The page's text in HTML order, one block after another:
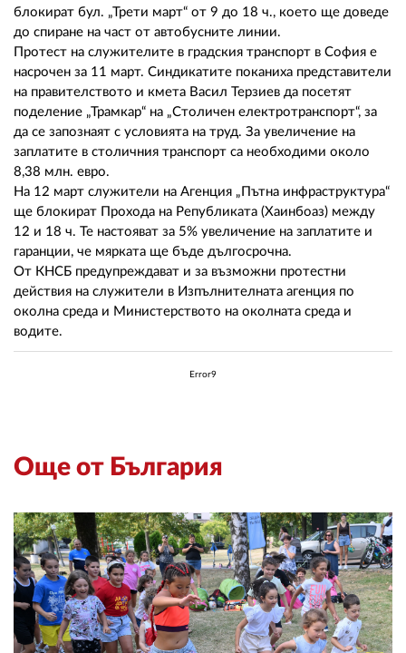
блокират бул. „Трети март“ от 9 до 18 ч., което ще доведе
до спиране на част от автобусните линии.
Протест на служителите в градския транспорт в София е
насрочен за 11 март. Синдикатите поканиха представители
на правителството и кмета Васил Терзиев да посетят
поделение „Трамкар“ на „Столичен електротранспорт“, за
да се запознаят с условията на труд. За увеличение на
заплатите в столичния транспорт са необходими около
8,38 млн. евро.
На 12 март служители на Агенция „Пътна инфраструктура“
ще блокират Прохода на Републиката (Хаинбоаз) между
12 и 18 ч. Те настояват за 5% увеличение на заплатите и
гаранции, че мярката ще бъде дългосрочна.
От КНСБ предупреждават и за възможни протестни
действия на служители в Изпълнителната агенция по
околна среда и Министерството на околната среда и
водите.
Error9
Още от България